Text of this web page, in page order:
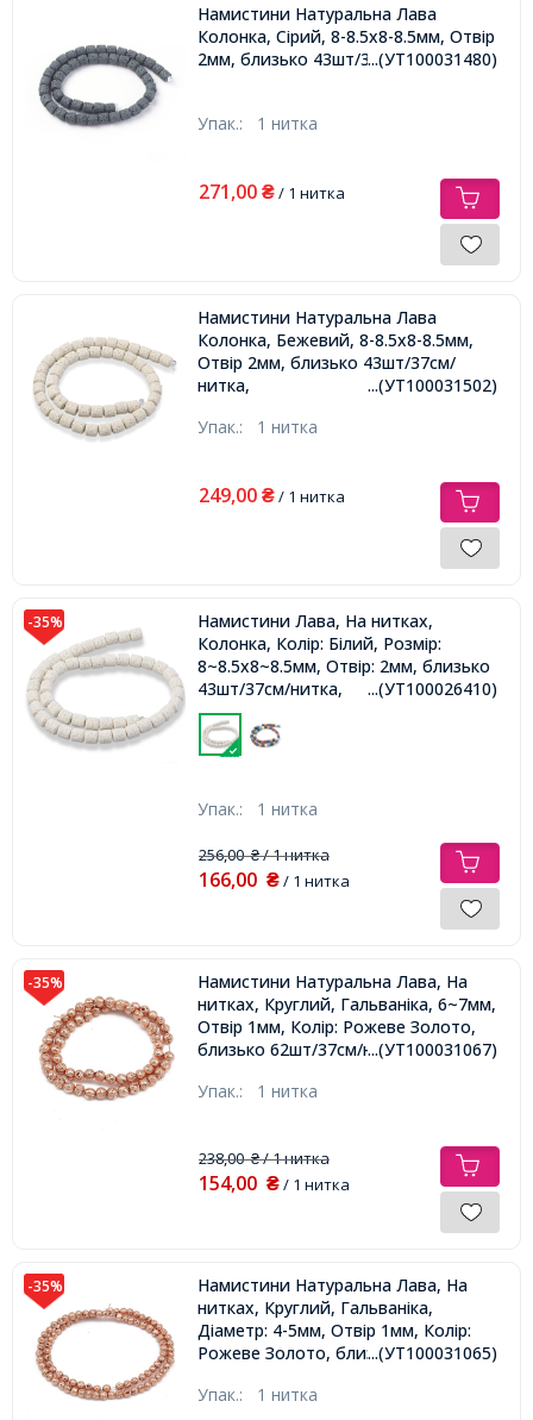
Намистини Натуральна Лава
Колонка, Сірий, 8-8.5х8-8.5мм, Отвір
2мм, близько 43шт/37см/нитка,
...(УТ100031480)
Упак.: 1 нитка
271,00 ₴/ 1 нитка
Намистини Натуральна Лава
Колонка, Бежевий, 8-8.5х8-8.5мм,
Отвір 2мм, близько 43шт/37см/
нитка,
...(УТ100031502)
Упак.: 1 нитка
249,00 ₴/ 1 нитка
-35%
Намистини Лава, На нитках,
Колонка, Колір: Білий, Розмір:
8~8.5х8~8.5мм, Отвір: 2мм, близько
43шт/37см/нитка,
...(УТ100026410)
Упак.: 1 нитка
256,00₴/ 1 нитка
166,00 ₴/ 1 нитка
-35%
Намистини Натуральна Лава, На
нитках, Круглий, Гальваніка, 6~7мм,
Отвір 1мм, Колір: Рожеве Золото,
близько 62шт/37см/нитка,...(УТ100031067)
Упак.: 1 нитка
238,00₴/ 1 нитка
154,00 ₴/ 1 нитка
-35%
Намистини Натуральна Лава, На
нитках, Круглий, Гальваніка,
Діаметр: 4-5мм, Отвір 1мм, Колір:
Рожеве Золото, близько...(УТ100031065)
Упак.: 1 нитка